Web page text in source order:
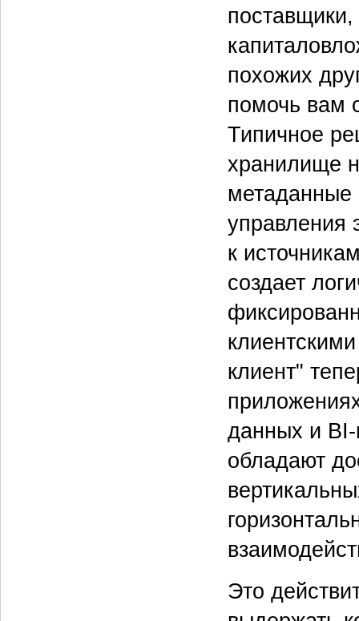
похожих
помочь вам
Типичное
хранилище
метаданные
управления
к
создает
клиент"
данных и
обладают
Это